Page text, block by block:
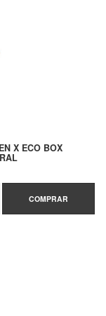
X ECO BOX
COMPRAR